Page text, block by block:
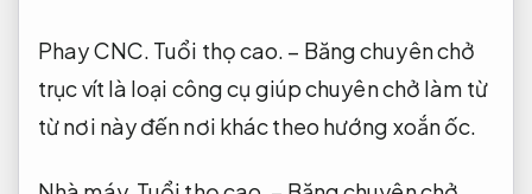
Phay CNC. Tuổi thọ cao. – Băng chuyên chở
trục vít là loại công cụ giúp chuyên chở làm từ
từ nơi này đến nơi khác theo hướng xoắn ốc.